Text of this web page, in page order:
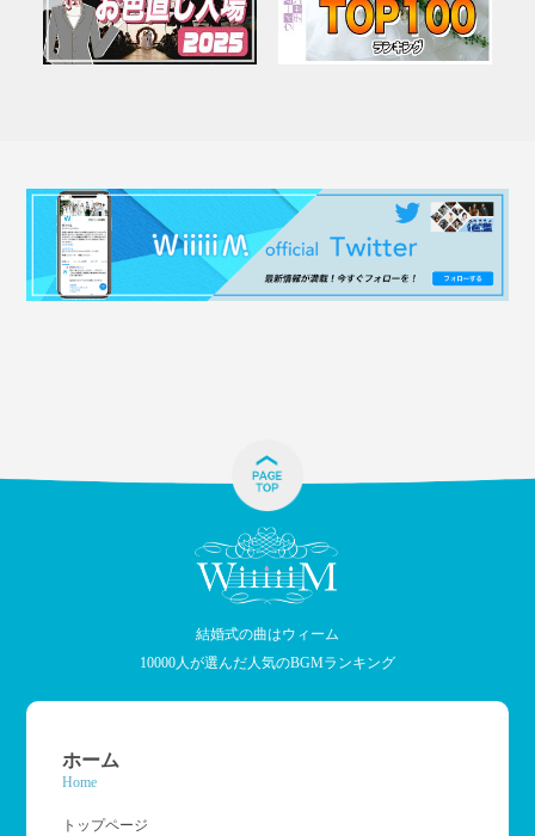
結婚式の曲はウィーム
10000人が選んだ人気のBGMランキング
ホーム
Home
トップページ